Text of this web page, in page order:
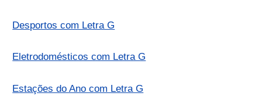
Desportos com Letra G
Eletrodomésticos com Letra G
Estações do Ano com Letra G